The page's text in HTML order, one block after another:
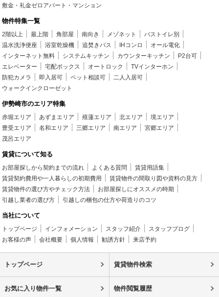
敷金・礼金ゼロアパート・マンション
物件特集一覧
2階以上 最上階 角部屋 南向き メゾネット
バストイレ別
温水洗浄便座
浴室乾燥機 追焚きバス IHコンロ
オール電化
インターネット無料
システムキッチン カウンターキッチン
P2台可
エレベーター
宅配ボックス オートロック
TVインターホン
防犯カメラ
即入居可 ペット相談可
二人入居可
ウォークインクローゼット
伊勢崎市のエリア特集
赤堀エリア あずまエリア 殖蓮エリア 北エリア
境エリア
豊受エリア
名和エリア 三郷エリア 南エリア
宮郷エリア
茂呂エリア
賃貸について知る
お部屋探しから契約までの流れ よくある質問
賃貸用語集
賃貸契約費用や一人暮らしの初期費用
賃貸物件の間取り図や資料の見方
賃貸物件の選び方やチェック方法
お部屋探しにオススメの時期
引越し業者の選び方
引越しの梱包の仕方や荷造りのコツ
当社について
トップページ インフォメーション スタッフ紹介
スタッフブログ
お客様の声
会社概要 個人情報 勧誘方針 来店予約
トップページ 賃貸物件検索
お気に入り物件一覧 物件閲覧履歴